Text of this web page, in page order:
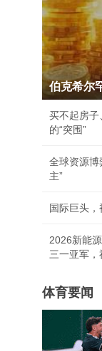
伯克希尔
买不起房
的“突围”
全球资源博
主”
国际巨头
2026新能
三一亚军
体育要闻